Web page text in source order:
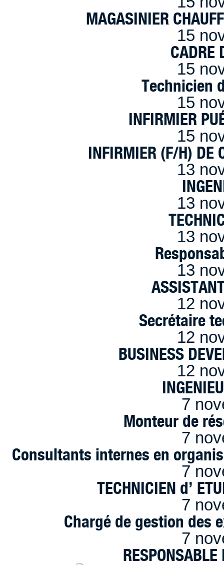
MAGASINIER
15
CADRE
15
Technicien
15
INFIRMIER
15
INFIRMIER (F/H) DE
13
13
13
13
12
Secrétaire
12
BUSINESS
12
7
Monteur de
7
Consultants internes en
7
TECHNICIEN d’
7
Chargé de gestion des
7